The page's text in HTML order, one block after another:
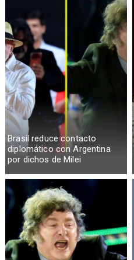
Brasil reduce contacto
diplomático con Argentina
por dichos de Milei